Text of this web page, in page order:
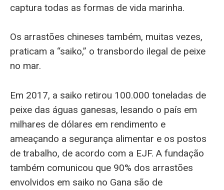
captura todas as formas de vida marinha.
Os arrastões chineses também, muitas vezes,
praticam a “saiko,” o transbordo ilegal de peixe
no mar.
Em 2017, a saiko retirou 100.000 toneladas de
peixe das águas ganesas, lesando o país em
milhares de dólares em rendimento e
ameaçando a segurança alimentar e os postos
de trabalho, de acordo com a EJF. A fundação
também comunicou que 90% dos arrastões
envolvidos em saiko no Gana são de